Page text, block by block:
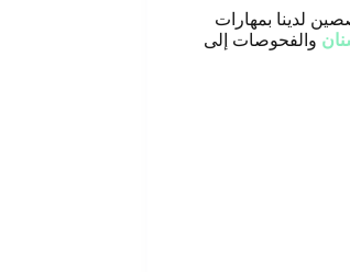
لدينا بمهارات
والفحوصات إلى